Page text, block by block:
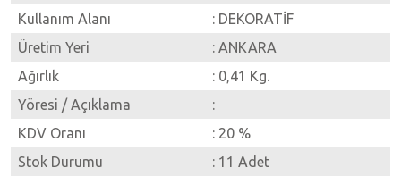
Kullanım Alanı
: DEKORATİF
Üretim Yeri
: ANKARA
Ağırlık
: 0,41 Kg.
Yöresi / Açıklama
:
KDV Oranı
: 20 %
Stok Durumu
: 11 Adet